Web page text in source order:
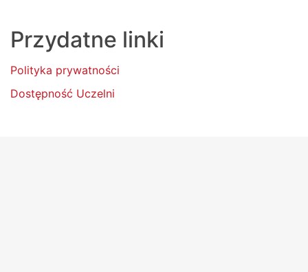
Przydatne linki
Polityka prywatności
Dostępność Uczelni